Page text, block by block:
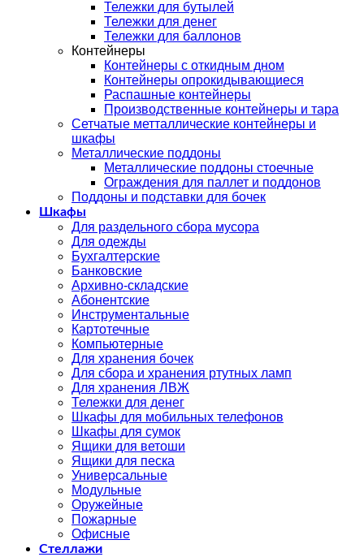
Тележки для бутылей
Тележки для денег
Тележки для баллонов
Контейнеры
Контейнеры с откидным дном
Контейнеры опрокидывающиеся
Распашные контейнеры
Производственные контейнеры и тара
Сетчатые метталлические контейнеры и
шкафы
Металлические поддоны
Металлические поддоны стоечные
Ограждения для паллет и поддонов
Поддоны и подставки для бочек
Шкафы
Для раздельного сбора мусора
Для одежды
Бухгалтерские
Банковские
Архивно-складские
Абонентские
Инструментальные
Картотечные
Компьютерные
Для хранения бочек
Для сбора и хранения ртутных ламп
Для хранения ЛВЖ
Тележки для денег
Шкафы для мобильных телефонов
Шкафы для сумок
Ящики для ветоши
Ящики для песка
Универсальные
Модульные
Оружейные
Пожарные
Офисные
Стеллажи